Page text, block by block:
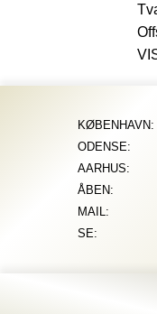
KØBENHAVN:
ODENSE:
AARHUS:
ÅBEN:
MAIL:
SE: